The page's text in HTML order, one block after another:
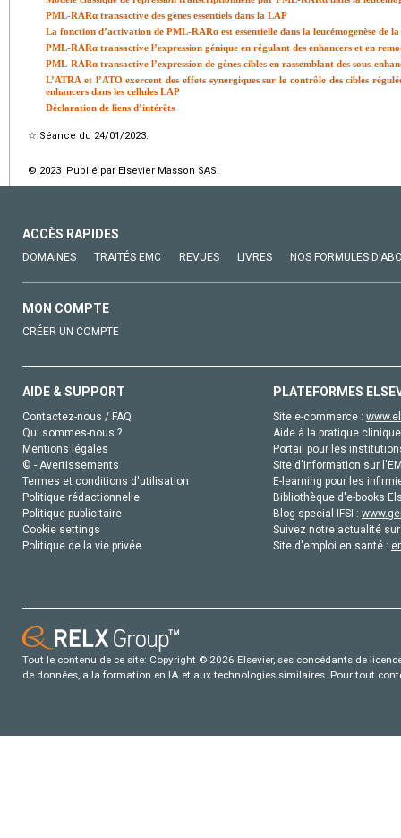
PML-RARα transactive des gènes essentiels dans la LAP
La fonction d’activation de PML-RARα est essentielle dans la leucémogenèse de
PML-RARα transactive l’expression génique en régulant des enhancers et en
PML-RARα transactive l’expression de gènes cibles en rassemblant des sous-
L’ATRA et l’ATO exercent des effets synergiques sur le contrôle des cibles
enhancers dans les cellules LAP
Déclaration de liens d’intérêts
☆ Séance du 24/01/2023.
© 2023 Publié par Elsevier Masson SAS.
ACCÈS RAPIDES
DOMAINES TRAITÉS EMC REVUES LIVRES NOS FORMULES
MON COMPTE
CRÉER UN COMPTE
AIDE & SUPPORT
Contactez-nous / FAQ
Qui sommes-nous ?
Mentions légales
© - Avertissements
Termes et conditions d'utilisation
Politique rédactionnelle
Politique publicitaire
Cookie settings
Politique de la vie privée
PLATEFORMES
Site e-commerce :
Aide à la pratique
Portail pour les
Site d'information sur
E-learning pour les
Bibliothèque d'e-books
Blog special IFSI :
Suivez notre actualité
Site d'emploi en santé :
Tout le contenu de ce site: Copyright © 2026 Elsevier, ses concédants de
de données, a la formation en IA et aux technologies similaires. Pour tout